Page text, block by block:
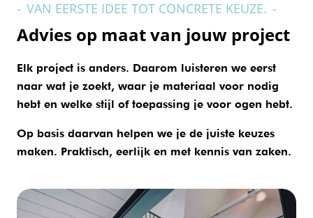
- VAN EERSTE IDEE TOT CONCRETE KEUZE. -
Advies op maat van jouw project
Elk project is anders. Daarom luisteren we eerst
naar wat je zoekt, waar je materiaal voor nodig
hebt en welke stijl of toepassing je voor ogen hebt.
Op basis daarvan helpen we je de juiste keuzes
maken. Praktisch, eerlijk en met kennis van zaken.